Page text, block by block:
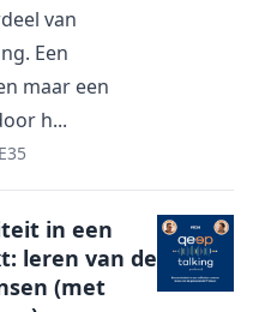
van
Een
maar een
h...
in een
leren van de
(met